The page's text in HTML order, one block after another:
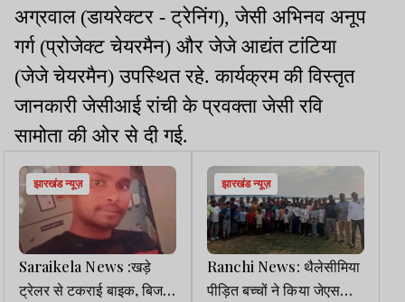
अग्रवाल (डायरेक्टर - ट्रेनिंग), जेसी अभिनव अनूप
गर्ग (प्रोजेक्ट चेयरमैन) और जेजे आद्यंत टांटिया
(जेजे चेयरमैन) उपस्थित रहे. कार्यक्रम की विस्तृत
जानकारी जेसीआई रांची के प्रवक्ता जेसी रवि
सामोता की ओर से दी गई.
झारखंड न्यूज़
Saraikela News :खड़े
ट्रेलर से टकराई बाइक, बिजली
झारखंड न्यूज़
Ranchi News: थैलेसीमिया
पीड़ित बच्चों ने किया जेएससीए